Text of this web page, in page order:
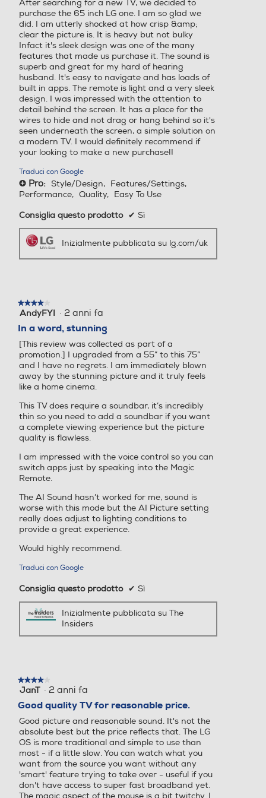
sono dei dispositivi smart evoluti,
come il tuo smartphone. Per questo
garantiamo 4 aggiornamenti del sistema
nel corso dei prossimi 5 anni.
*Il programma webOS Re:New prevede un
totale di 4 aggiornamenti webOS nell'arco di
cinque anni.
***Il primo aggiornamento di webOS avverrà
due anni dopo il lancio del prodotto sul mercato
(ad esempio, webOS 25 arriverà nel 2026 sui
modelli lanciati nel 2024.
****I modelli del 2022 che verranno aggiornati
sono gli OLED, i QNED e i TV 8K. I modelli del
2023 invece sono gli OLED, i QNED, i NanoCell
e gli UHD.
*****Gli aggiornamenti potrebbero introdurre
aggiornamenti di funzionalità, applicazioni e
servizi possono variare in base al modello.
Come day or night, Brightness Control detects
the light in your space and balances the picture
accordingly for crisp and clear visuals.
Il tuo TV sa cosa ti piace
My Profile
Uno spazio interamente per
te
Ciascun membro della tua famiglia può
creare un proprio profilo, in modo da
personalizzare la schermata principale e
ricevere consigli in base a ciò che guarda.
Smart TV Bluetooth
Sistema operativo TV
WebOS
Sistema operativo TV
Descrizione Sitema Operat
ivo
24
Descrizione Sitema Operat
ivo
Edge-LED
Common Interface
Slot cam CI e CI+
Common Interface
Slot cam CI e CI+
Compatibilità MKV
Norma VESA
400 x 300
Norma VESA
400 x 300 mm
Consumo energia stand b
y-W
0,5
Consumo energia stand b
Consumo di energia in mo
dalità SDR per 1000h (kW
h)
102
Consumo di energia in mo
dalità SDR per 1000h (kW
h)
dalità HDR per 1000h (kW
h)
dalità HDR per 1000h (kW
h)
Accessori in dotazione
AC Telecomando portatile
Accessori in dotazione
Altezza senza base-mm
965
Altezza senza base-mm
stelle.
After searching for a new TV, we decided to
purchase the 65 inch LG one. I am so glad we
did. I am utterly shocked at how crisp &amp;
clear the picture is. It is heavy but not bulky
Infact it's sleek design was one of the many
features that made us purchase it. The sound is
superb and great for my hard of hearing
husband. It's easy to navigate and has loads of
built in apps. The remote is light and a very sleek
design. I was impressed with the attention to
detail behind the screen. It has a place for the
wires to hide and not drag or hang behind so it's
seen underneath the screen, a simple solution on
a modern TV. I would definitely recommend if
your looking to make a new purchase!!
Traduci con Google
+ Pro: Style/Design, Features/Settings,
Performance, Quality, Easy To Use
Consiglia questo prodotto ✔ Sì
Inizialmente pubblicata su lg.com/uk
★★★★★
★★★★★
4
5
stelle.
AndyFYI · 2 anni fa
In a word, stunning
[This review was collected as part of a
promotion.] I upgraded from a 55” to this 75”
and I have no regrets. I am immediately blown
away by the stunning picture and it truly feels
like a home cinema.
This TV does require a soundbar, it’s incredibly
thin so you need to add a soundbar if you want
a complete viewing experience but the picture
quality is flawless.
I am impressed with the voice control so you can
switch apps just by speaking into the Magic
Remote.
The AI Sound hasn’t worked for me, sound is
worse with this mode but the AI Picture setting
really does adjust to lighting conditions to
provide a great experience.
Would highly recommend.
Traduci con Google
Consiglia questo prodotto ✔ Sì
Inizialmente pubblicata su The
Insiders
★★★★★
★★★★★
4
5
stelle.
JanT · 2 anni fa
Good quality TV for reasonable price.
Good picture and reasonable sound. It's not the
absolute best but the price reflects that. The LG
OS is more traditional and simple to use than
most - if a little slow. You can watch what you
want from the source you want without any
'smart' feature trying to take over - useful if you
don't have access to super fast broadband yet.
The magic aspect of the mouse is a bit twitchy. I